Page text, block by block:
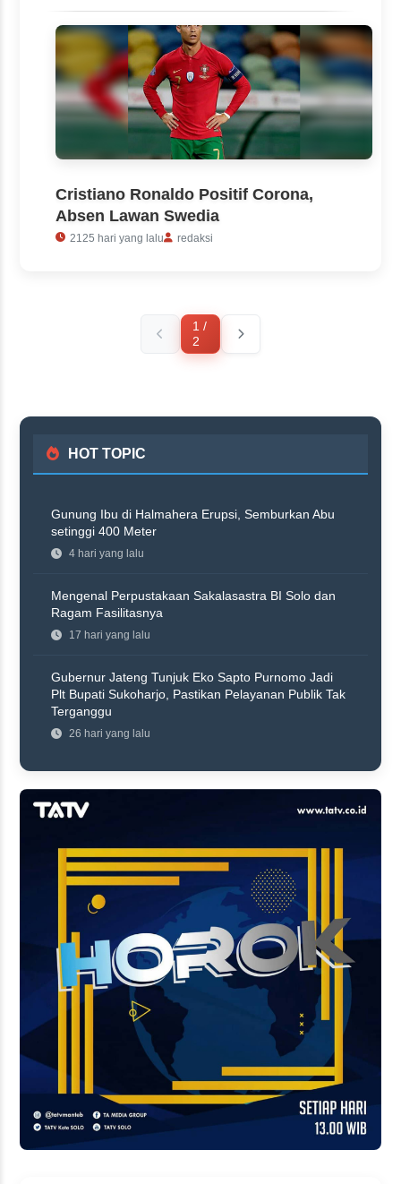
Cristiano Ronaldo Positif Corona,
Absen Lawan Swedia
2125 hari yang lalu redaksi
1 /
2
HOT TOPIC
Gunung Ibu di Halmahera Erupsi, Semburkan Abu
setinggi 400 Meter
4 hari yang lalu
Mengenal Perpustakaan Sakalasastra BI Solo dan
Ragam Fasilitasnya
17 hari yang lalu
Gubernur Jateng Tunjuk Eko Sapto Purnomo Jadi
Plt Bupati Sukoharjo, Pastikan Pelayanan Publik Tak
Terganggu
26 hari yang lalu